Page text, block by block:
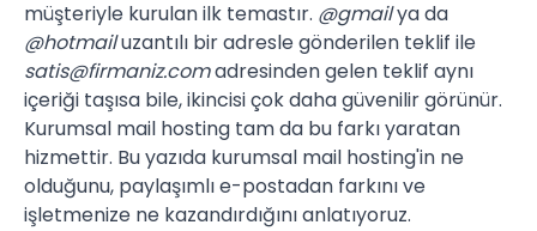
müşteriyle kurulan ilk temastır. @gmailya da
@hotmailuzantılı bir adresle gönderilen teklif ile
satis@firmaniz.comadresinden gelen teklif aynı
içeriği taşısa bile, ikincisi çok daha güvenilir görünür.
Kurumsal mail hosting tam da bu farkı yaratan
hizmettir. Bu yazıda kurumsal mail hosting'in ne
olduğunu, paylaşımlı e-postadan farkını ve
işletmenize ne kazandırdığını anlatıyoruz.